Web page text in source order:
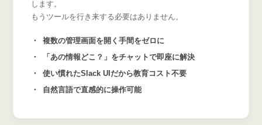
します。
もうツールを行き来する必要はありません。
複数の管理画面を開く手間をゼロに
「あの情報どこ？」をチャットで即座に解決
使い慣れたSlack UIだから教育コスト不要
自然言語で直感的に操作可能